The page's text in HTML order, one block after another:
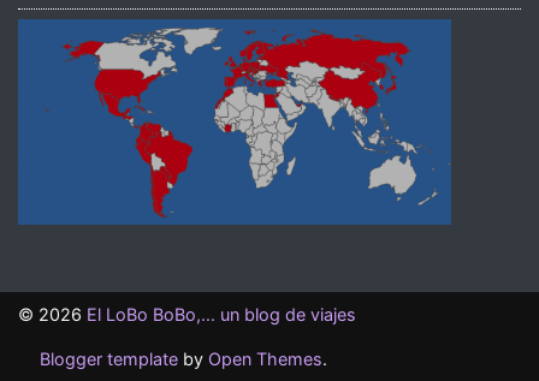
© 2026 El LoBo BoBo,... un blog de viajes
Blogger template by Open Themes.